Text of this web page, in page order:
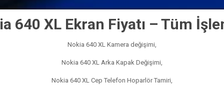
640 XL Ekran Fiyatı – Tüm
Nokia 640 XL Kamera değişimi,
Nokia 640 XL Arka Kapak Değişimi,
Nokia 640 XL Cep Telefon Hoparlör Tamiri,